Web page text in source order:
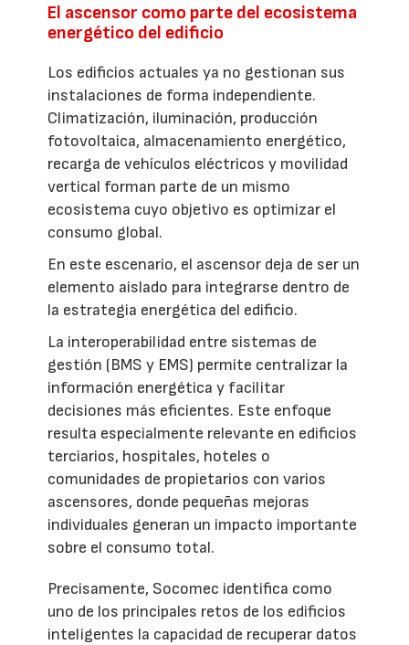
El ascensor como parte del ecosistema
energético del edificio
Los edificios actuales ya no gestionan sus
instalaciones de forma independiente.
Climatización, iluminación, producción
fotovoltaica, almacenamiento energético,
recarga de vehículos eléctricos y movilidad
vertical forman parte de un mismo
ecosistema cuyo objetivo es optimizar el
consumo global.
En este escenario, el ascensor deja de ser un
elemento aislado para integrarse dentro de
la estrategia energética del edificio.
La interoperabilidad entre sistemas de
gestión (BMS y EMS) permite centralizar la
información energética y facilitar
decisiones más eficientes. Este enfoque
resulta especialmente relevante en edificios
terciarios, hospitales, hoteles o
comunidades de propietarios con varios
ascensores, donde pequeñas mejoras
individuales generan un impacto importante
sobre el consumo total.
Precisamente, Socomec identifica como
uno de los principales retos de los edificios
inteligentes la capacidad de recuperar datos